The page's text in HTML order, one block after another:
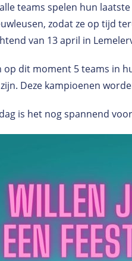
teams spelen hun
zodat ze op tijd
van 13 april in
op dit moment 5 teams in
Deze kampioenen
is het nog spannend